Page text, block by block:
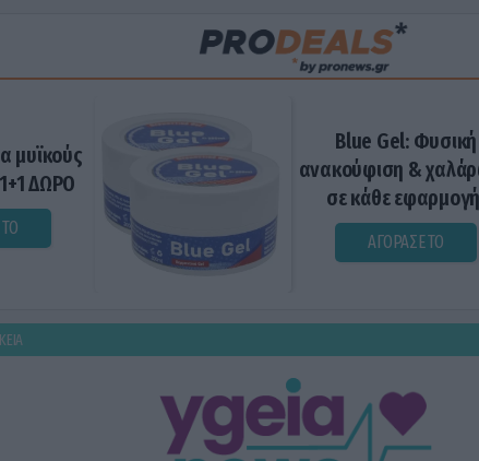
μυϊκούς
ΔΩΡΟ
Blue Gel: Φυσική
ανακούφιση &
σε κάθε
ΑΓΟΡΑΣΕ ΤΟ